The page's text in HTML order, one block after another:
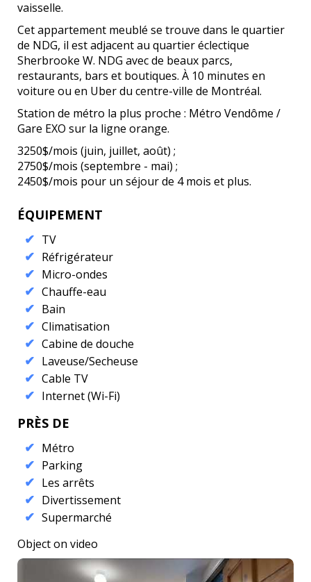
vaisselle.
Cet appartement meublé se trouve dans le quartier
de NDG, il est adjacent au quartier éclectique
Sherbrooke W. NDG avec de beaux parcs,
restaurants, bars et boutiques. À 10 minutes en
voiture ou en Uber du centre-ville de Montréal.
Station de métro la plus proche : Métro Vendôme /
Gare EXO sur la ligne orange.
3250$/mois (juin, juillet, août) ;
2750$/mois (septembre - mai) ;
2450$/mois pour un séjour de 4 mois et plus.
ÉQUIPEMENT
TV
Réfrigérateur
Micro-ondes
Chauffe-eau
Bain
Climatisation
Cabine de douche
Laveuse/Secheuse
Cable TV
Internet (Wi-Fi)
PRÈS DE
Métro
Parking
Les arrêts
Divertissement
Supermarché
Object on video